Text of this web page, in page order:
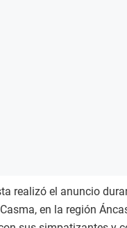
realizó el anuncio
en la región